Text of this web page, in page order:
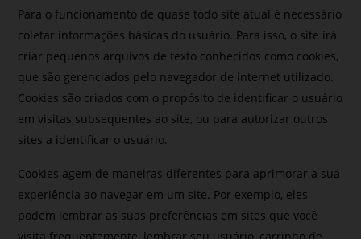
Para o funcionamento de quase todo site atual é necessário
coletar informações básicas do usuário. Para isso, o site irá
criar pequenos arquivos de texto conhecidos como cookies,
que são gerenciados pelo navegador de internet utilizado.
Cookies são criados com o propósito de identificar o usuário
em visitas subsequentes ao site, ou para autorizar outros
sites a identificar o usuário.
Cookies agem de maneiras diferentes para aprimorar a sua
experiência ao navegar em um site. Por exemplo, eles
podem lembrar as suas preferências em sites que você